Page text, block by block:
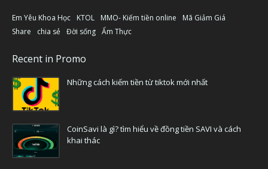
Em Yêu Khoa Học KTOL MMO- Kiếm tiền online
Mã Giảm Giá
Share
chia sẻ Đời sống Ẩm Thực
Recent in Promo
Những cách kiếm tiền từ tiktok mới nhất
CoinSavi là gì? tìm hiểu về đồng tiền SAVI và cách
khai thác